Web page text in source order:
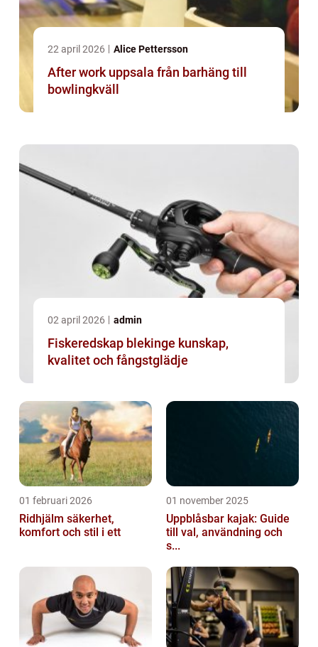
22 april 2026 Alice Pettersson
After work uppsala från barhäng till
bowlingkväll
02 april 2026 admin
Fiskeredskap blekinge kunskap,
kvalitet och fångstglädje
01 februari 2026
Ridhjälm säkerhet,
komfort och stil i ett
01 november 2025
Uppblåsbar kajak: Guide
till val, användning och
s...